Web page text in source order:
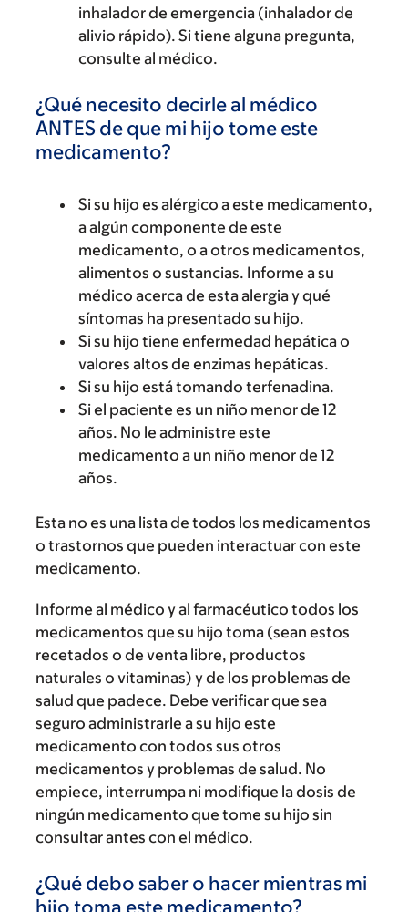
inhalador de emergencia (inhalador de
alivio rápido). Si tiene alguna pregunta,
consulte al médico.
¿Qué necesito decirle al médico
ANTES de que mi hijo tome este
medicamento?
Si su hijo es alérgico a este medicamento,
a algún componente de este
medicamento, o a otros medicamentos,
alimentos o sustancias. Informe a su
médico acerca de esta alergia y qué
síntomas ha presentado su hijo.
Si su hijo tiene enfermedad hepática o
valores altos de enzimas hepáticas.
Si su hijo está tomando terfenadina.
Si el paciente es un niño menor de 12
años. No le administre este
medicamento a un niño menor de 12
años.
Esta no es una lista de todos los medicamentos
o trastornos que pueden interactuar con este
medicamento.
Informe al médico y al farmacéutico todos los
medicamentos que su hijo toma (sean estos
recetados o de venta libre, productos
naturales o vitaminas) y de los problemas de
salud que padece. Debe verificar que sea
seguro administrarle a su hijo este
medicamento con todos sus otros
medicamentos y problemas de salud. No
empiece, interrumpa ni modifique la dosis de
ningún medicamento que tome su hijo sin
consultar antes con el médico.
¿Qué debo saber o hacer mientras mi
hijo toma este medicamento?